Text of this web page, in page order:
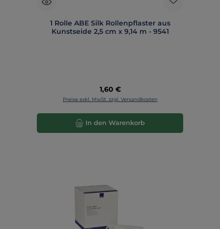
1 Rolle ABE Silk Rollenpflaster aus
Kunstseide 2,5 cm x 9,14 m - 9541
Regulärer Preis:
1,60 €
Preise exkl. MwSt. zzgl. Versandkosten
In den Warenkorb